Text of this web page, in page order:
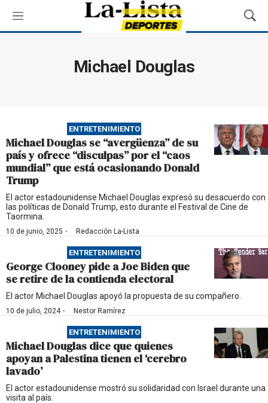
M
e
M
o
ú
s
q
u
a
Michael Douglas
ENTRETENIMIENTO
Michael Douglas se “avergüenza” de su
país y ofrece “disculpas” por el “caos
mundial” que está ocasionando Donald
Trump
El actor estadounidense Michael Douglas expresó su desacuerdo con
las políticas de Donald Trump, esto durante el Festival de Cine de
Taormina.
10 de junio, 2025 · Redacción La-Lista
ENTRETENIMIENTO
George Clooney pide a Joe Biden que
se retire de la contienda electoral
El actor Michael Douglas apoyó la propuesta de su compañero.
10 de julio, 2024· Nestor Ramírez
ENTRETENIMIENTO
Michael Douglas dice que quienes
apoyan a Palestina tienen el ‘cerebro
lavado’
El actor estadounidense mostró su solidaridad con Israel durante una
visita al país.